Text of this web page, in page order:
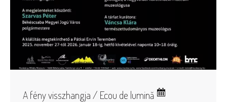
A fény visszhangja / Ecou de lumină